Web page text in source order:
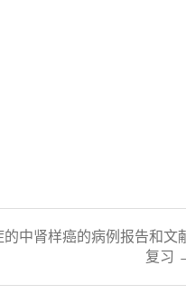
中肾样癌的病例报告和文
复习